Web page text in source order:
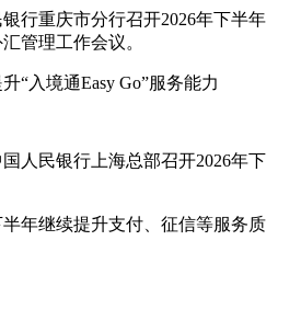
行重庆市分行召开2026年下半年
管理工作会议。
“入境通Easy Go”服务能力
国人民银行上海总部召开2026年下
年继续提升支付、征信等服务质